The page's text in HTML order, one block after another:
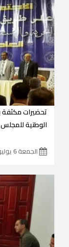
تحضيرات مكثفة
الوطنية للمجلس
الجمعة 6 يوليو 2018 22:25:04